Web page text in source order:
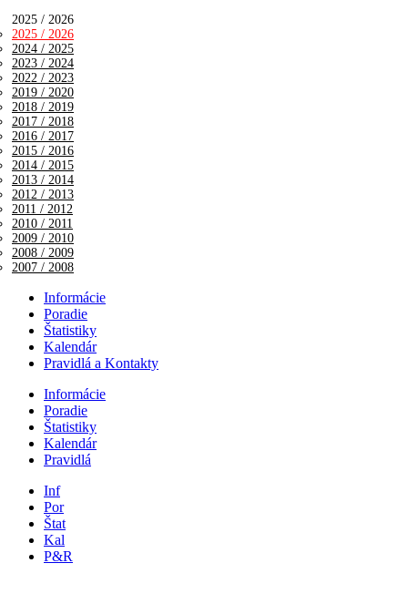
2025 / 2026
2025 / 2026
2024 / 2025
2023 / 2024
2022 / 2023
2019 / 2020
2018 / 2019
2017 / 2018
2016 / 2017
2015 / 2016
2014 / 2015
2013 / 2014
2012 / 2013
2011 / 2012
2010 / 2011
2009 / 2010
2008 / 2009
2007 / 2008
Informácie
Poradie
Štatistiky
Kalendár
Pravidlá a Kontakty
Informácie
Poradie
Štatistiky
Kalendár
Pravidlá
Inf
Por
Štat
Kal
P&R